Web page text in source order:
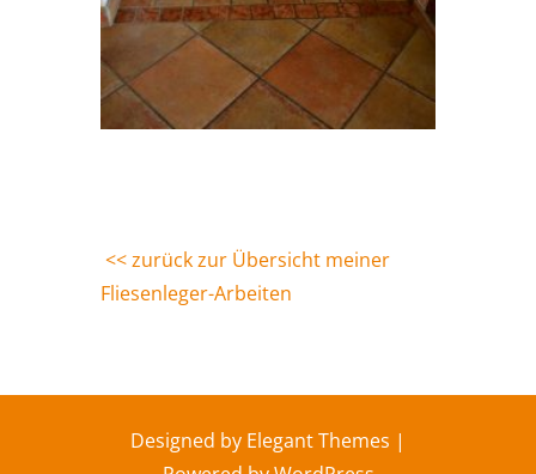
<< zurück zur Übersicht meiner
Fliesenleger-Arbeiten
Designed by Elegant Themes |